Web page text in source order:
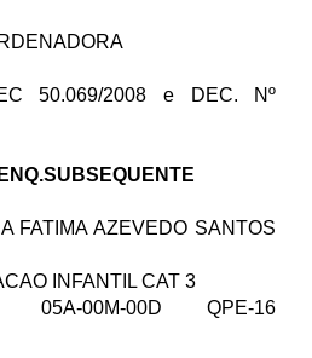
50.069/2008 e DEC. Nº
FATIMA AZEVEDO SANTOS
INFANTIL CAT 3
2 05A-00M-00D QPE-16